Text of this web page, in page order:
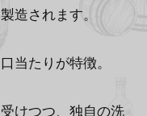
造されます。
当たりが特徴。
けつつ、独自の洗